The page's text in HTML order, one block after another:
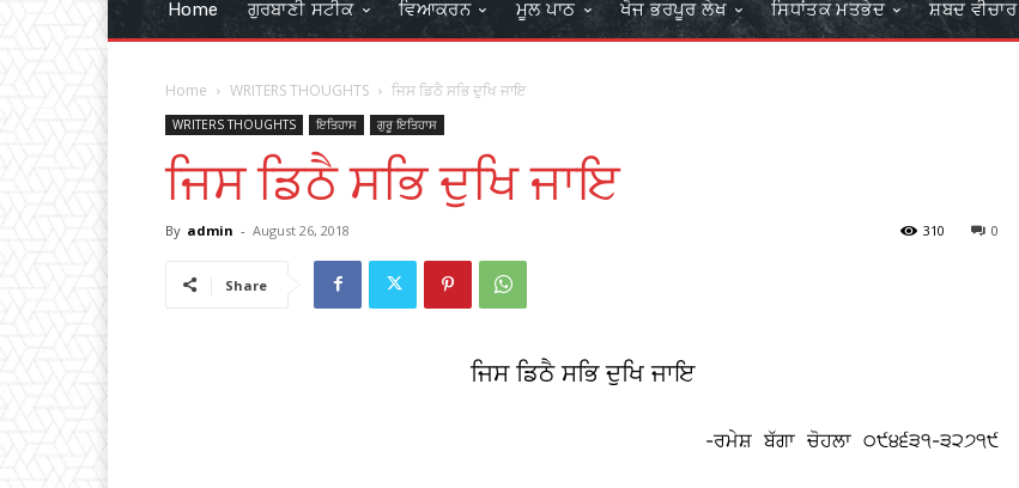
Home ਗੁਰਬਾਣੀ ਸਟੀਕ ਵਿਆਕਰਨ ਮੂਲ ਪਾਠ ਖੋਜ ਭਰਪੂਰ ਲੇਖ ਸਿਧਾਂਤਕ ਮਤਭੇਦ ਸ਼ਬਦ ਵੀਚਾਰ
Home WRITERS THOUGHTS ਜਿਸ ਡਿਠੈ ਸਭਿ ਦੁਖਿ ਜਾਇ
WRITERS THOUGHTS ਇਤਿਹਾਸ ਗੁਰੂ ਇਤਿਹਾਸ
ਜਿਸ ਡਿਠੈ ਸਭਿ ਦੁਖਿ ਜਾਇ
By admin - August 26, 2018 0
310
Share
ਜਿਸ ਡਿਠੈ ਸਭਿ ਦੁਖਿ ਜਾਇ
-ਰਮੇਸ਼ ਬੱਗਾ ਚੋਹਲਾ ੦੯੪੬੩੧-੩੨੭੧੯